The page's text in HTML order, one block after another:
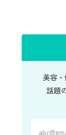
美容
話題